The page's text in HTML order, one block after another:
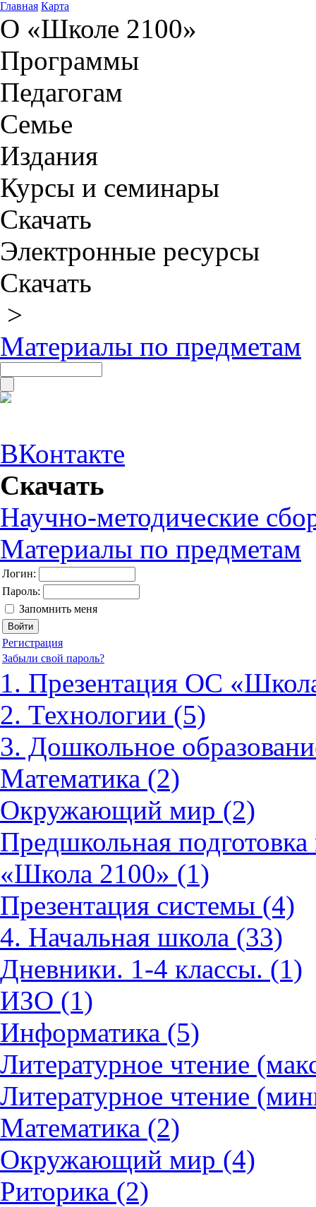
Главная Карта
О «Школе 2100»
Программы
Педагогам
Семье
Издания
Курсы и семинары
Скачать
Электронные ресурсы
Скачать
>
Материалы по предметам
ВКонтакте
Скачать
Научно-методические
Материалы по предметам
Логин:
Пароль:
Запомнить меня
Регистрация
Забыли свой пароль?
1. Презентация ОС
2. Технологии (5)
3. Дошкольное
Математика (2)
Окружающий мир (2)
Предшкольная
«Школа 2100» (1)
Презентация системы (4)
4. Начальная школа (33)
Дневники. 1-4 классы. (1)
ИЗО (1)
Информатика (5)
Литературное чтение
Литературное чтение
Математика (2)
Окружающий мир (4)
Риторика (2)